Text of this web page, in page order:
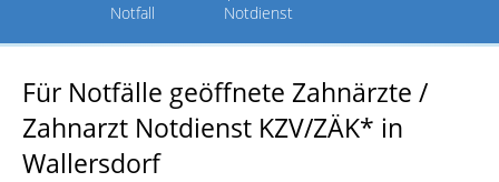
Notfall
Notdienst
Für Notfälle geöffnete Zahnärzte /
Zahnarzt Notdienst KZV/ZÄK* in
Wallersdorf